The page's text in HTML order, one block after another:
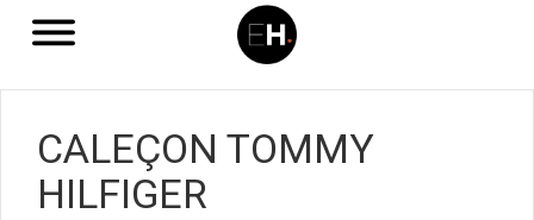
CALEÇON TOMMY
HILFIGER